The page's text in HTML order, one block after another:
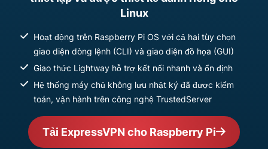
Linux
Hoạt động trên Raspberry Pi OS với cả hai tùy chọn
giao diện dòng lệnh (CLI) và giao diện đồ họa (GUI)
Giao thức Lightway hỗ trợ kết nối nhanh và ổn định
Hệ thống máy chủ không lưu nhật ký đã được kiểm
toán, vận hành trên công nghệ TrustedServer
Tải ExpressVPN cho Raspberry Pi